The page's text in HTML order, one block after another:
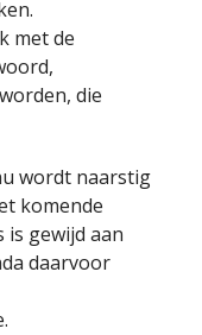
met de
die
wordt naarstig
komende
gewijd aan
daarvoor